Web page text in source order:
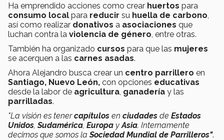
Ha emprendido acciones como crear huertos para
consumo local para reducir su huella de carbono
así como realizar donativos a asociaciones que
luchan contra la violencia de género , entre otras.
También ha organizado cursos para que las mujeres
se acerquen a las carnes asadas.
Ahora Alejandro busca crear un centro parrillero en
Santiago, Nuevo León, con opciones educativas
desde la labor de agricultura ganadería y las
parrilladas.
"La visión es tenercapítulos en ciudades de Estados
Unidos ,Sudamérica Europa y Asia. Internamente
decimos que somos laSociedad Mundial de Parrilleros".